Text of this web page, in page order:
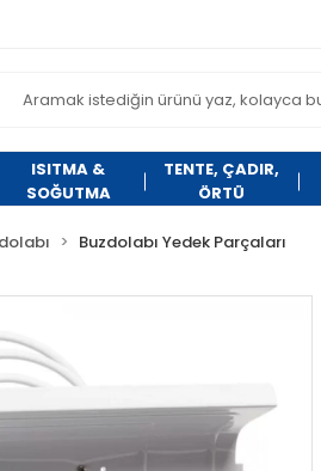
ISITMA &
SOĞUTMA
TENTE, ÇADIR,
ÖRTÜ
Buzdolabı Yedek Parçaları